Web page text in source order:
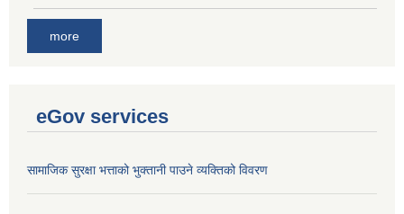
more
eGov services
सामाजिक सुरक्षा भत्ताको भुक्तानी पाउने व्यक्तिको विवरण